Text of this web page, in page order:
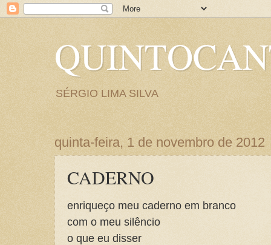
SÉRGIO LIMA SILVA
quinta-feira, 1 de novembro de 2012
CADERNO
enriqueço meu caderno em branco
com o meu silêncio
o que eu disser